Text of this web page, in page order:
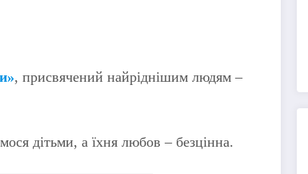
, присвячений найріднішим людям –
дітьми, а їхня любов – безцінна.